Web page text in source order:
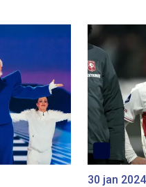
30 jan 2024